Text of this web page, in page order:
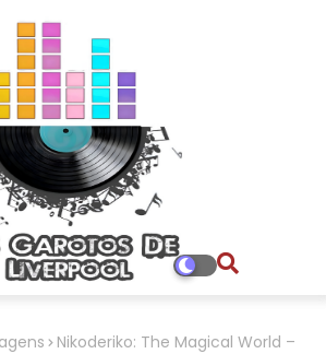
Nikoderiko: The Magical World –